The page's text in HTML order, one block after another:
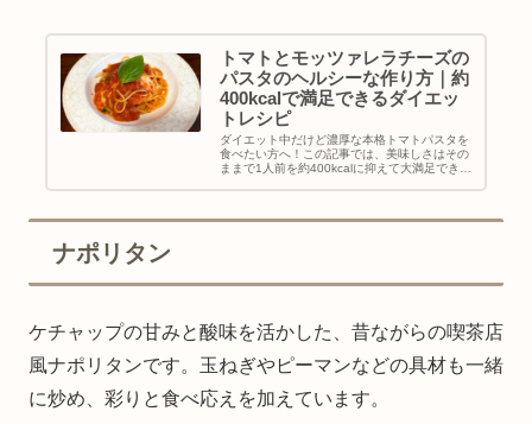
トマトとモッツァレラチーズの
パスタのヘルシーな作り方｜約
400kcalで満足できるダイエッ
トレシピ
ダイエット中だけど濃厚な本格トマトパスタを
食べたい方へ！この記事では、美味しさはその
ままで1人前を約400kcalに抑えて大満足できる
るダイエットレシピです。
ナポリタン
ケチャップの甘みと酸味を活かした、昔ながらの喫茶店
風ナポリタンです。玉ねぎやピーマンなどの具材も一緒
に炒め、彩りと食べ応えを加えています。